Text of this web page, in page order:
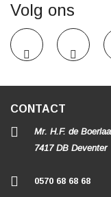
Volg ons
CONTACT
Mr. H.F. de
7417 DB Deventer
0570 68 68 68